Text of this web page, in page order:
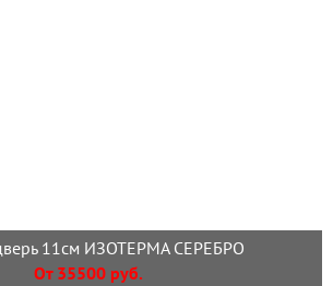
11см ИЗОТЕРМА СЕРЕБРО
От 35500 руб.